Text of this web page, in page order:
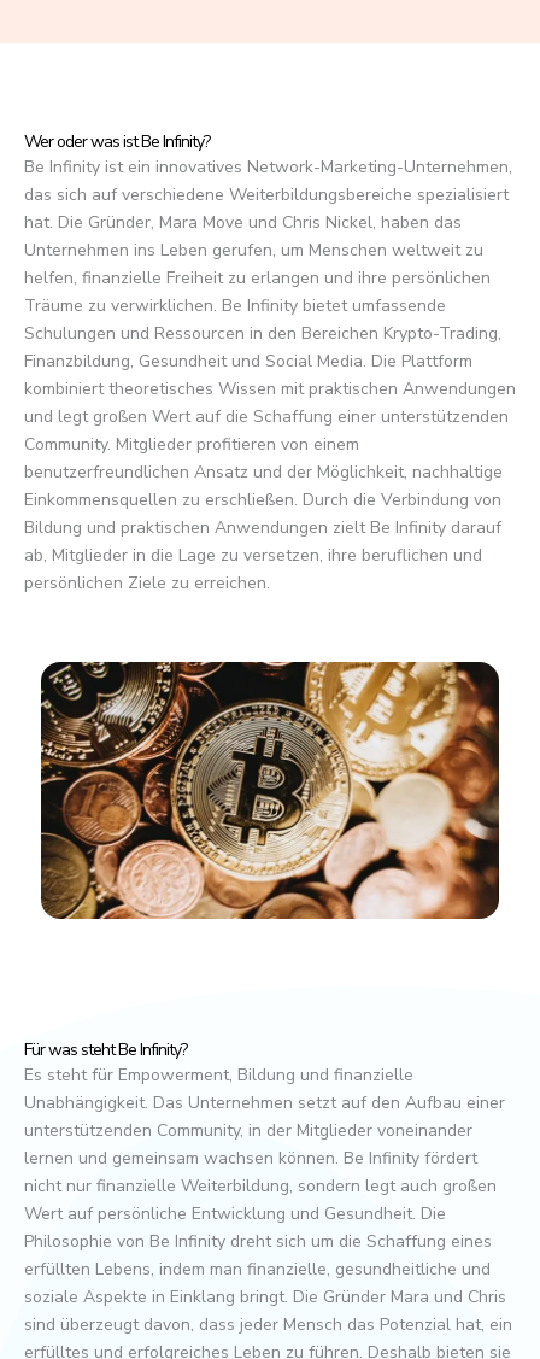
5
Wer oder was ist Be Infinity?
Be Infinity ist ein innovatives Network-Marketing-Unternehmen,
das sich auf verschiedene Weiterbildungsbereiche spezialisiert
hat. Die Gründer, Mara Move und Chris Nickel, haben das
Unternehmen ins Leben gerufen, um Menschen weltweit zu
helfen, finanzielle Freiheit zu erlangen und ihre persönlichen
Träume zu verwirklichen. Be Infinity bietet umfassende
Schulungen und Ressourcen in den Bereichen Krypto-Trading,
Finanzbildung, Gesundheit und Social Media. Die Plattform
kombiniert theoretisches Wissen mit praktischen Anwendungen
und legt großen Wert auf die Schaffung einer unterstützenden
Community. Mitglieder profitieren von einem
benutzerfreundlichen Ansatz und der Möglichkeit, nachhaltige
Einkommensquellen zu erschließen. Durch die Verbindung von
Bildung und praktischen Anwendungen zielt Be Infinity darauf
ab, Mitglieder in die Lage zu versetzen, ihre beruflichen und
persönlichen Ziele zu erreichen.
Für was steht Be Infinity?
Es steht für Empowerment, Bildung und finanzielle
Unabhängigkeit. Das Unternehmen setzt auf den Aufbau einer
unterstützenden Community, in der Mitglieder voneinander
lernen und gemeinsam wachsen können. Be Infinity fördert
nicht nur finanzielle Weiterbildung, sondern legt auch großen
Wert auf persönliche Entwicklung und Gesundheit. Die
Philosophie von Be Infinity dreht sich um die Schaffung eines
erfüllten Lebens, indem man finanzielle, gesundheitliche und
soziale Aspekte in Einklang bringt. Die Gründer Mara und Chris
sind überzeugt davon, dass jeder Mensch das Potenzial hat, ein
erfülltes und erfolgreiches Leben zu führen. Deshalb bieten sie